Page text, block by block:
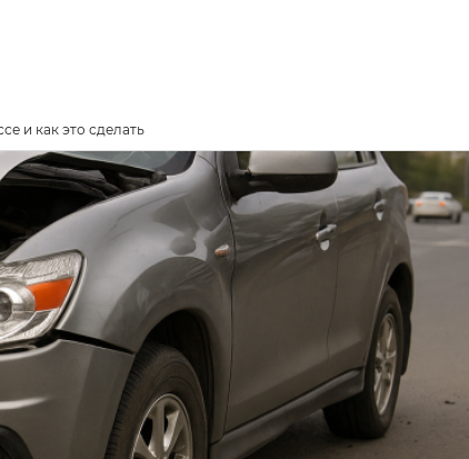
и как это сделать